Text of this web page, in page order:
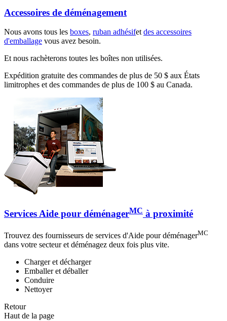
Accessoires de déménagement
Nous avons tous les boxes, ruban adhésifetdes accessoires
d'emballage vous avez besoin.
Et nous rachèterons toutes les boîtes non utilisées.
Expédition gratuite des commandes de plus de 50 $ aux États
limitrophes et des commandes de plus de 100 $ au Canada.
Services Aide pour déménagerMC à proximité
Trouvez des fournisseurs de services d'Aide pour déménagerMC
dans votre secteur et déménagez deux fois plus vite.
Charger et décharger
Emballer et déballer
Conduire
Nettoyer
Retour
Haut de la page